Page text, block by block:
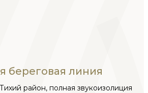
береговая линия
район, полная звукоизолиция